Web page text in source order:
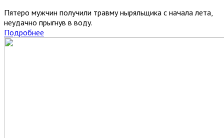
Пятеро мужчин получили травму ныряльщика с начала лета,
неудачно прыгнув в воду.
Подробнее